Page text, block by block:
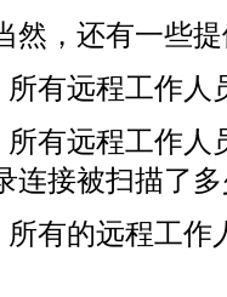
，还有一些提
远程工作人
远程工作人员
连接被扫描了
的远程工作人